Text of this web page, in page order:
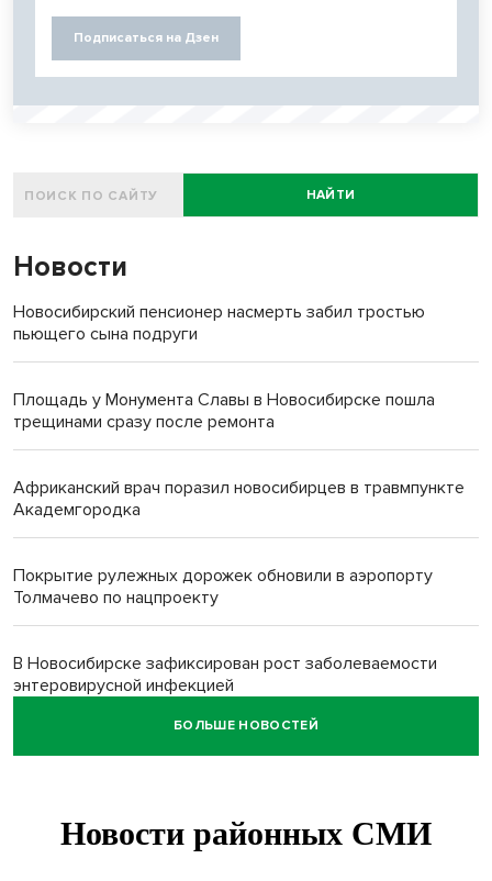
Подписаться на Дзен
НАЙТИ
Новости
Новосибирский пенсионер насмерть забил тростью
пьющего сына подруги
Площадь у Монумента Славы в Новосибирске пошла
трещинами сразу после ремонта
Африканский врач поразил новосибирцев в травмпункте
Академгородка
Покрытие рулежных дорожек обновили в аэропорту
Толмачево по нацпроекту
В Новосибирске зафиксирован рост заболеваемости
энтеровирусной инфекцией
БОЛЬШЕ НОВОСТЕЙ